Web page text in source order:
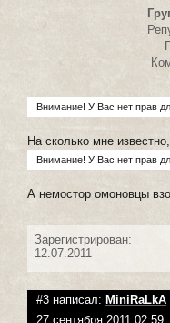
Внимание! У Вас нет прав
На сколько мне
Внимание! У Вас нет прав
А немостор омоновцы
Зарегистрирован:
12.07.2011
#3 написал: MiniRaLkA
27 сентября 2011 02:59